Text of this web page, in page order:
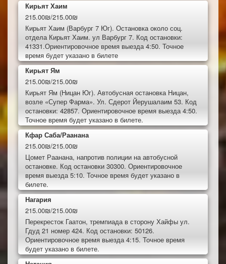
Кирьят Хаим
215.00₪/215.00₪
Кирьят Хаим (Варбург 7 Юг). Остановка около соц.
отдела Кирьят Хаим. ул Варбург 7. Код остановки:
41331.Ориентировочное время выезда 4:50. Точное
время будет указано в билете
Кирьят Ям
215.00₪/215.00₪
Кирьят Ям (Ницан Юг). Автобусная остановка Ницан,
возле «Супер Фарма». Ул. Сдерот Йерушалаим 53. Код
остановки: 42857. Ориентировочное время выезда 4:50.
Точное время будет указано в билете.
Кфар Саба/Раанана
215.00₪/215.00₪
Цомет Раанана, напротив полиции на автобусной
остановке. Код остановки 30300. Ориентировочное
время выезда 5:10. Точное время будет указано в
билете.
Нагария
215.00₪/215.00₪
Перекресток Гаатон, тремпиада в сторону Хайфы ул.
Гдуд 21 номер 424. Код остановки: 50126.
Ориентировочное время выезда 4:15. Точное время
будет указано в билете.